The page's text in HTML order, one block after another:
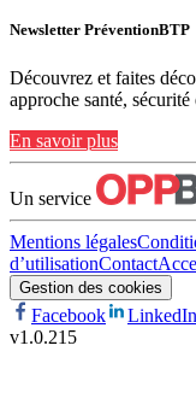
Newsletter PréventionBTP
Découvrez et faites
approche santé,
En savoir plus
Un service
Mentions légales
d’utilisationContact
Gestion des cookies
Facebook LinkedIn
v1.0.215